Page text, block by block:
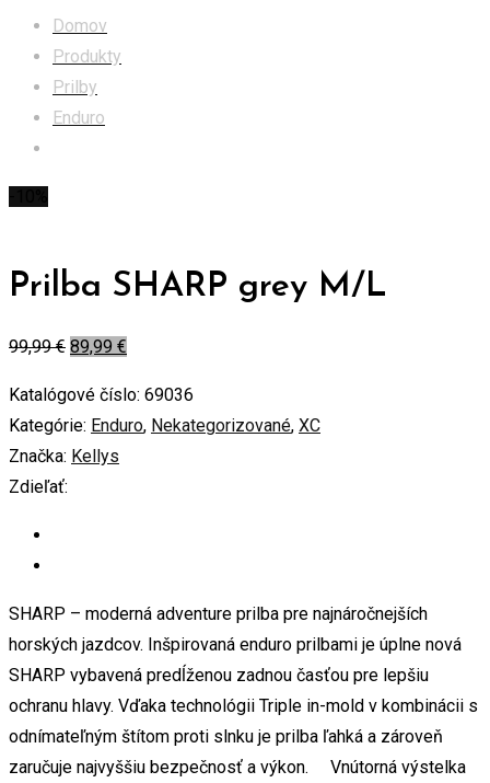
Domov
Produkty
Prilby
Enduro
Prilba SHARP grey M/L
99,99€ 89,99 €
Katalógové číslo: 69036
Kategórie: Enduro, Nekategorizované, XC
Značka: Kellys
Zdieľať:
SHARP – moderná adventure prilba pre najnáročnejších
horských jazdcov. Inšpirovaná enduro prilbami je úplne nová
SHARP vybavená predĺženou zadnou časťou pre lepšiu
ochranu hlavy. Vďaka technológii Triple in-mold v kombinácii s
odnímateľným štítom proti slnku je prilba ľahká a zároveň
zaručuje najvyššiu bezpečnosť a výkon. Vnútorná výstelka